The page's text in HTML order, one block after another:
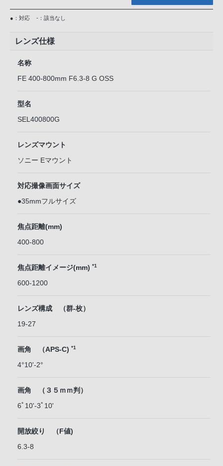
●：対応 -：該当なし
レンズ仕様
名称
FE 400-800mm F6.3-8 G OSS
型名
SEL400800G
レンズマウント
ソニー Eマウント
対応撮像画面サイズ
●35mmフルサイズ
焦点距離(mm)
400-800
焦点距離イメージ(mm) *1
600-1200
レンズ構成 （群-枚）
19-27
画角 （APS-C) *1
4°10'-2°
画角 （３５ｍｍ判）
6ﾟ10'-3ﾟ10'
開放絞り （F値)
6.3-8